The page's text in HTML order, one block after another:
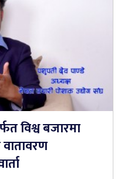
विश्व बजारमा
वातावरण